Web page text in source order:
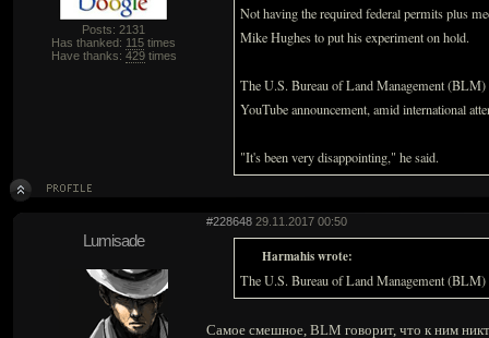
Posts: 2131
Has thanked: 115 times
Have thanks: 429times
Not having the required federal permits plus
Mike Hughes to put his experiment on hold.
The U.S. Bureau of Land Management (BLM)
YouTube announcement, amid international
"It's been very disappointing," he said.
#228648 29.11.2017 00:50
Lumisade
Harmahis wrote:
The U.S. Bureau of Land Management
Самое смешное, BLM говорит, что к ним